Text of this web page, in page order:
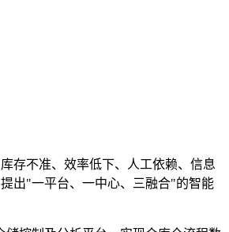
存不准、效率低下、人工依赖、信息
出"一平台、一中心、三融合"的智能